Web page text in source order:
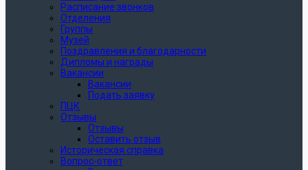
Расписание звонков
Отделения
Группы
Музей
Поздравления и благодарности
Дипломы и награды
Вакансии
Вакансии
Подать заявку
ПЦК
Отзывы
Отзывы
Оставить отзыв
Историческая справка
Вопрос-ответ